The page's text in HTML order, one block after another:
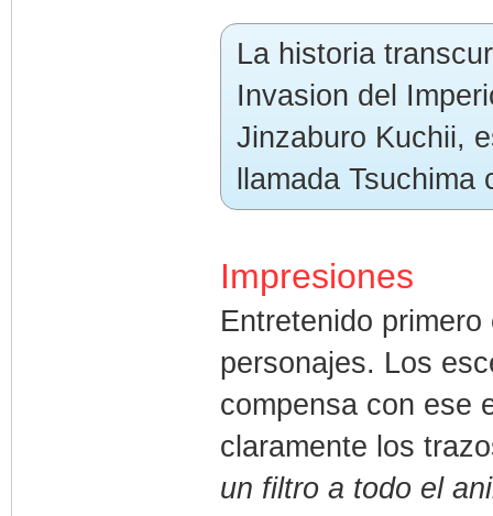
La historia
Invasion del
Jinzaburo Kuchii,
llamada Tsuchima
Impresiones
Entretenido
personajes. Los
compensa con ese
claramente los
un filtro a todo el